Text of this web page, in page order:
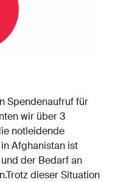
Spendenaufruf für
wir über 3
notleidende
Afghanistan ist
der Bedarf an
dieser Situation